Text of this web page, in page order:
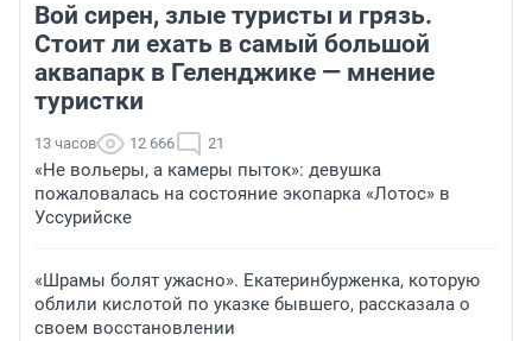
Вой сирен, злые туристы и грязь.
Стоит ли ехать в самый большой
аквапарк в Геленджике — мнение
туристки
13 часов 12 666 21
«Не вольеры, а камеры пыток»: девушка
пожаловалась на состояние экопарка «Лотос» в
Уссурийске
«Шрамы болят ужасно». Екатеринбурженка, которую
облили кислотой по указке бывшего, рассказала о
своем восстановлении